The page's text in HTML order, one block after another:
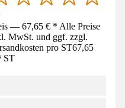
— 67,65 € * Alle Preise
MwSt. und ggf. zzgl.
pro ST67,65
ST